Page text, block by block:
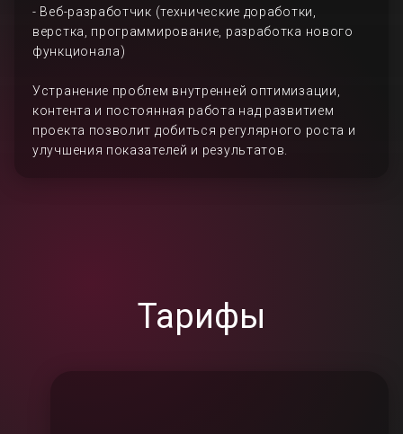
- Веб-разработчик (технические доработки,
верстка, программирование, разработка нового
функционала)
Устранение проблем внутренней оптимизации,
контента и постоянная работа над развитием
проекта позволит добиться регулярного роста и
улучшения показателей и результатов.
Тарифы